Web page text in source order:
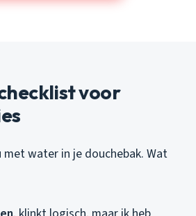
voor
water in je douchebak. Wat